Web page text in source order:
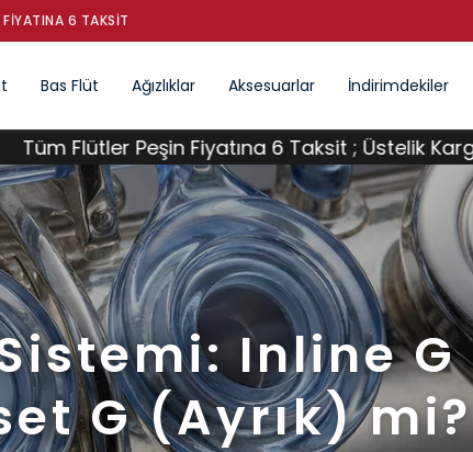
FIYATINA 6 TAKSIT
Bas Flüt Ağızlıklar Aksesuarlar İndirimdekiler
Peşin Fiyatına 6 Taksit ; Üstelik Kargo Ücretsiz !
Inline G
G (Ayrık) mi?